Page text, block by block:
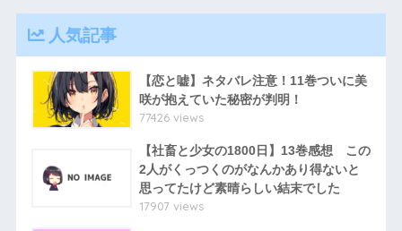
人気記事
【恋と嘘】ネタバレ注意！11巻ついに美
咲が抱えていた秘密が判明！
77426 views
【社畜と少女の1800日】13巻感想 この
2人がくっつくのがなんかあり得ないと
思ってたけど素晴らしい結末でした
17907 views